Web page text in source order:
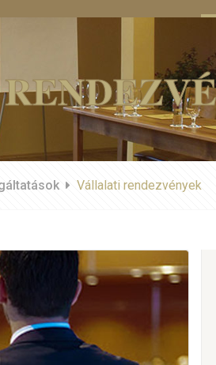
Vállalati rendezvények